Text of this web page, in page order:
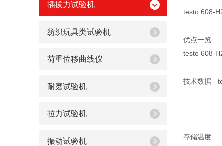
插拔力试验机
纺织玩具类试验机
荷重位移曲线仪
耐磨试验机
拉力试验机
振动试验机
testo 608-
优点一览
testo 608-
技术数据 -
存储温度